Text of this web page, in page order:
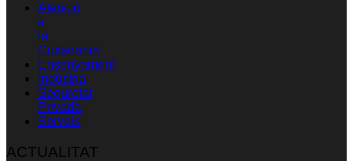
Atenció
a
la
Ciutadania
Ensenyament
Indústria
Seguretat
Privada
Serveis
ACTUALITAT